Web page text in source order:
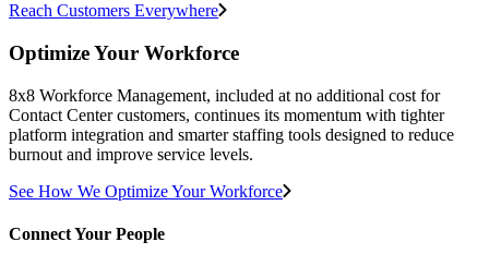
Reach Customers Everywhere
Optimize Your Workforce
8x8 Workforce Management, included at no additional cost for
Contact Center customers, continues its momentum with tighter
platform integration and smarter staffing tools designed to reduce
burnout and improve service levels.
See How We Optimize Your Workforce
Connect Your People